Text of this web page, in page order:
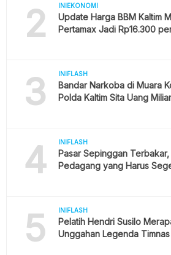
2 INIEKONOMI
Update Harga BBM Kaltim
Pertamax Jadi Rp16.300
3 INIFLASH
Bandar Narkoba di Muara
Polda Kaltim Sita Uang
4 INIFLASH
Pasar Sepinggan
Pedagang yang Harus
5 INIFLASH
Pelatih Hendri Susilo
Unggahan Legenda